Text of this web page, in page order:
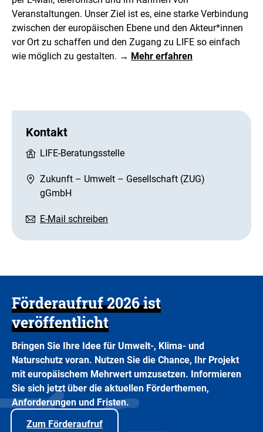
Veranstaltungen. Unser Ziel ist es, eine starke Verbindung
zwischen der europäischen Ebene und den Akteur*innen
vor Ort zu schaffen und den Zugang zu LIFE so einfach
wie möglich zu gestalten. → Mehr erfahren
Kontakt
LIFE-Beratungsstelle
Zukunft – Umwelt – Gesellschaft (ZUG)
gGmbH
E-Mail schreiben
Förderaufruf 2026 ist
veröffentlicht
Bringen Sie Ihre Idee für Umwelt-, Klima- und
Naturschutz voran. Nutzen Sie die Chance, Ihr Projekt
mit europäischem Mehrwert umzusetzen. Informieren
Sie sich jetzt über die aktuellen Förderthemen,
Anforderungen und Fristen.
Zum Förderaufruf